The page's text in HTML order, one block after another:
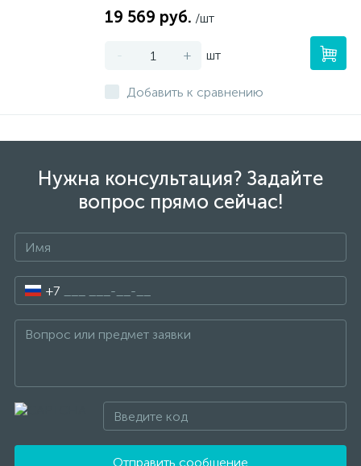
19 569 руб. /шт
- + шт
Добавить к сравнению
Нужна консультация? Задайте
вопрос прямо сейчас!
+7
Отправить сообщение